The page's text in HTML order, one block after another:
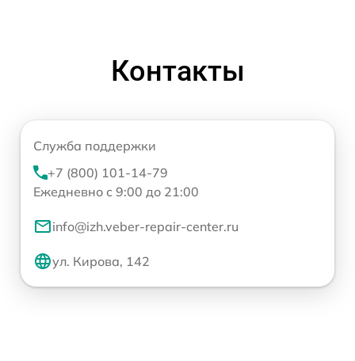
Контакты
Служба поддержки
+7 (800) 101-14-79
Ежедневно с 9:00 до 21:00
info@izh.veber-repair-center.ru
ул. Кирова, 142